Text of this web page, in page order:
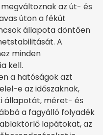
az út- és
úton a fékút
állapota döntően
A
minden
kell.
a hatóságok azt
e az időszaknak,
állapotát, méret- és
a fagyálló folyadék
lapátokat, az